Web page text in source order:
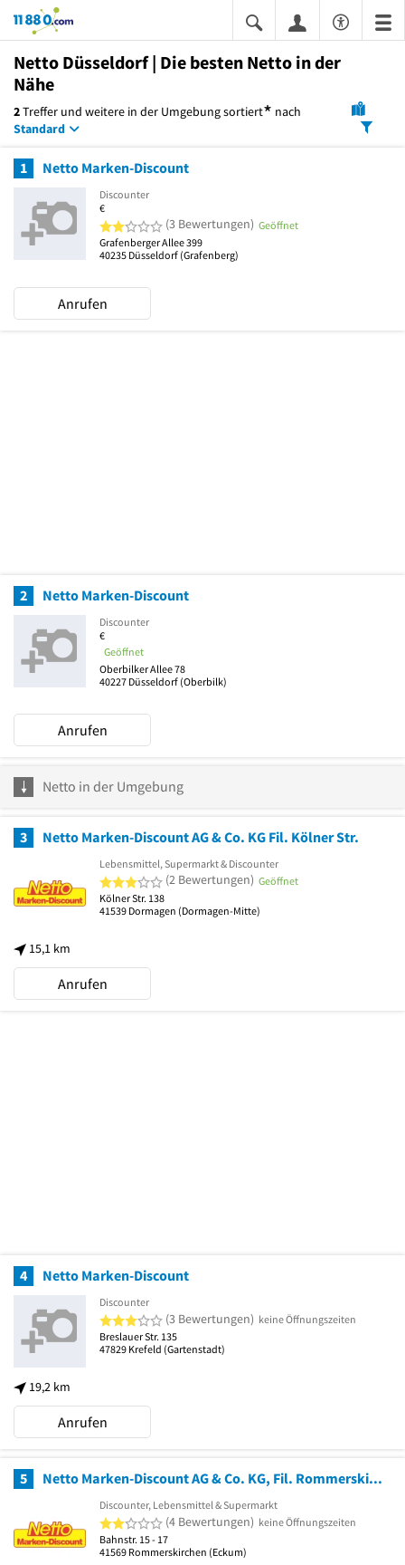
11880.com
Netto Düsseldorf | Die besten Netto in der
Nähe
2Treffer und weitere in der Umgebungsortiert* nach
Standard
1 Netto Marken-Discount
Discounter
€
2 von 5 Sternen
(3 Bewertungen) Geöffnet
Grafenberger Allee 399
40235 Düsseldorf (Grafenberg)
Anrufen
2 Netto Marken-Discount
Discounter
€
Geöffnet
Oberbilker Allee 78
40227 Düsseldorf (Oberbilk)
Anrufen
Netto in der Umgebung
3 Netto Marken-Discount AG & Co. KG Fil. Kölner Str.
15,1 km
Lebensmittel, Supermarkt & Discounter
3 von 5 Sternen
(2 Bewertungen) Geöffnet
Kölner Str. 138
41539 Dormagen (Dormagen-Mitte)
Anrufen
4 Netto Marken-Discount
19,2 km
Discounter
3 von 5 Sternen
(3 Bewertungen) keine Öffnungszeiten
Breslauer Str. 135
47829 Krefeld (Gartenstadt)
Anrufen
5 Netto Marken-Discount AG & Co. KG, Fil. Rommerskirchen
Discounter, Lebensmittel & Supermarkt
2 von 5 Sternen
(4 Bewertungen) keine Öffnungszeiten
Bahnstr. 15 - 17
41569 Rommerskirchen (Eckum)